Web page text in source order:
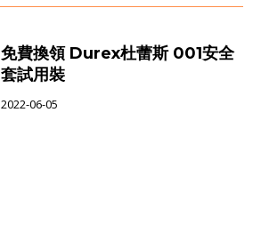
免費換領 Durex杜蕾斯 001安全
套試用裝
2022-06-05